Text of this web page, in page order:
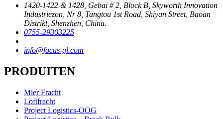
1420-1422 & 1428, Gebai # 2, Block B, Skyworth Innovation
Industriezon, Nr 8, Tangtou 1st Road, Shiyan Street, Baoan
Distrikt, Shenzhen, China.
0755-29303225
info@focus-gl.com
PRODUITEN
Mier Fracht
Loftfracht
Project Logistics-OOG